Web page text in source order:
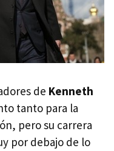
de Kenneth
tanto para la
pero su carrera
por debajo de lo